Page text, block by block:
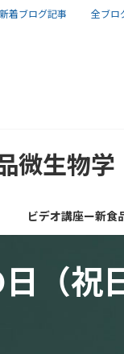
新着ブログ記事 全ブロ
微生物
ビデオ講座ー新食
（祝